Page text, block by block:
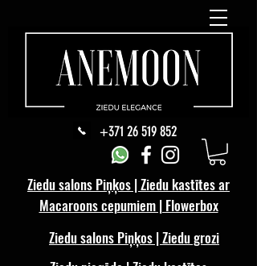
+371 26 519 852
Ziedu salons Piņķos | Ziedu kastītes ar
Macaroons cepumiem | Flowerbox
Ziedu salons Piņķos | Ziedu grozi